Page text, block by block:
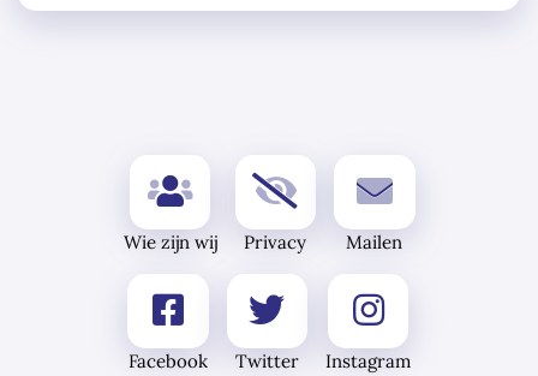
Wie zijn wij Privacy Mailen
Facebook Twitter Instagram